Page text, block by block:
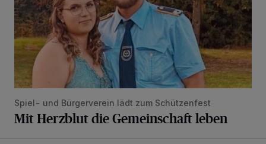
Spiel- und Bürgerverein lädt zum Schützenfest
Mit Herzblut die Gemeinschaft leben